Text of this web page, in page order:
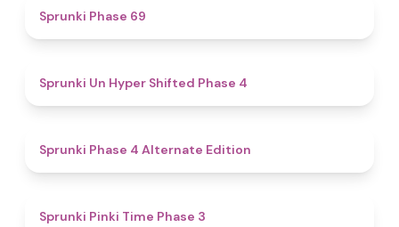
Sprunki Phase 69
Sprunki Un Hyper Shifted Phase 4
Sprunki Phase 4 Alternate Edition
Sprunki Pinki Time Phase 3